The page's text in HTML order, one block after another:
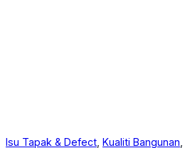
Isu Tapak & Defect, Kualiti Bangunan,